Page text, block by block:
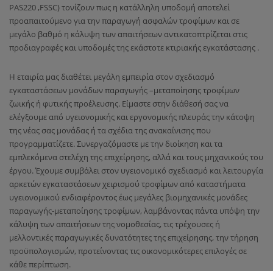
PAS220 ,FSSC) τονίζουν πως η κατάλληλη υποδομή αποτελεί
προαπαιτούμενο για την παραγωγή ασφαλών τροφίμων και σε
μεγάλο βαθμό η κάλυψη των απαιτήσεων αντικατοπτρίζεται στις
προδιαγραφές και υποδομές της εκάστοτε κτιριακής εγκατάστασης .
Η εταιρία μας διαθέτει μεγάλη εμπειρία στον σχεδιασμό
εγκαταστάσεων μονάδων παραγωγής –μεταποίησης τροφίμων
ζωικής ή φυτικής προέλευσης. Είμαστε στην διάθεσή σας να
ελέγξουμε από υγειονομικής και εργονομικής πλευράς την κάτοψη
της νέας σας μονάδας ή τα σχέδια της ανακαίνισης που
προγραμματίζετε. Συνεργαζόμαστε με την διοίκηση και τα
εμπλεκόμενα στελέχη της επιχείρησης, αλλά και τους μηχανικούς του
έργου. Έχουμε συμβάλει στον υγειονομικό σχεδιασμό και λειτουργία
αρκετών εγκαταστάσεων χειρισμού τροφίμων από καταστήματα
υγειονομικού ενδιαφέροντος έως μεγάλες βιομηχανικές μονάδες
παραγωγής-μεταποίησης τροφίμων, λαμβάνοντας πάντα υπόψη την
κάλυψη των απαιτήσεων της νομοθεσίας, τις τρέχουσες ή
μελλοντικές παραγωγικές δυνατότητες της επιχείρησης, την τήρηση
προϋπολογισμών, προτείνοντας τις οικονομικότερες επιλογές σε
κάθε περίπτωση.